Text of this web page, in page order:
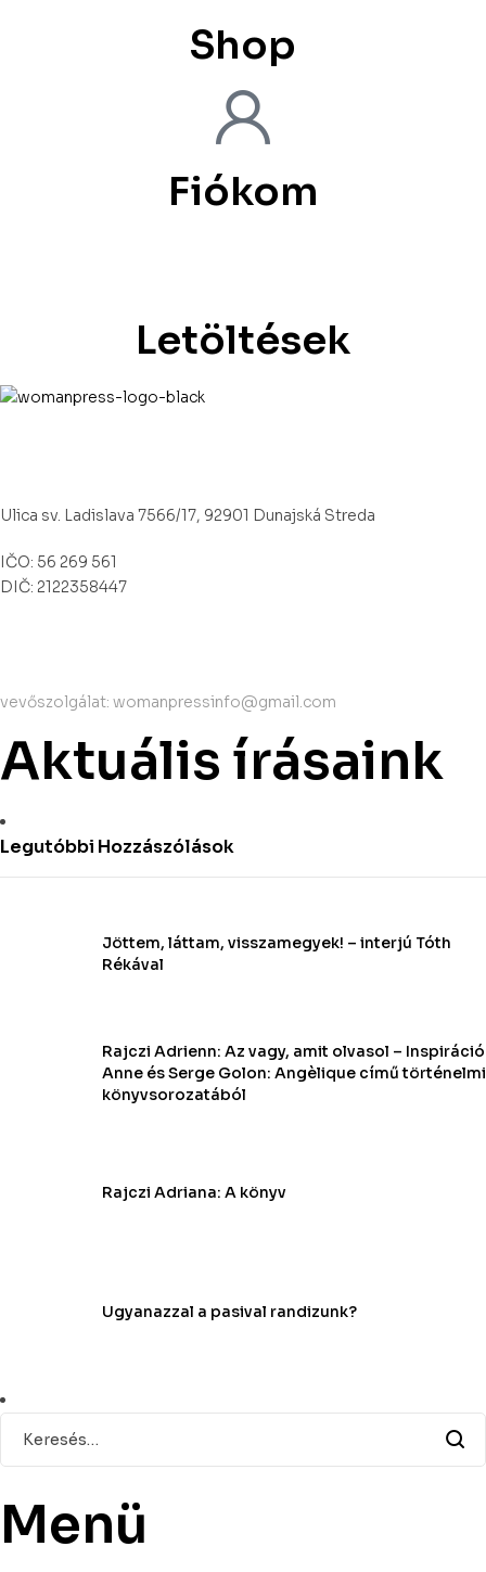
Shop
Fiókom
Letöltések
Ulica sv. Ladislava 7566/17, 92901 Dunajská Streda
IČO: 56 269 561
DIČ: 2122358447
vevőszolgálat: womanpressinfo@gmail.com
Aktuális írásaink
Legutóbbi Hozzászólások
Jöttem, láttam, visszamegyek! – interjú Tóth
Rékával
Rajczi Adrienn: Az vagy, amit olvasol – Inspiráció
Anne és Serge Golon: Angèlique című történelmi
könyvsorozatából
Rajczi Adriana: A könyv
Ugyanazzal a pasival randizunk?
Menü